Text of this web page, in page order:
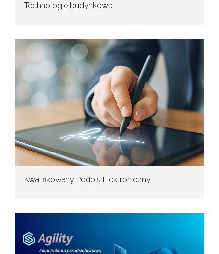
Technologie budynkowe
Kwalifikowany Podpis Elektroniczny